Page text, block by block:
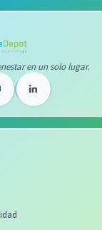
en un solo lugar.